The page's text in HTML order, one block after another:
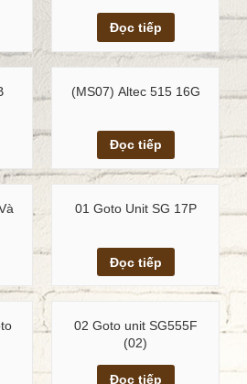
Xem chi tiết
Đọc tiếp
Xem chi tiết
(MS07) Altec 515 16G
Đọc tiếp
Xem chi tiết
01 Goto Unit SG 17P
Đọc tiếp
Xem chi tiết
02 Goto unit SG555F
(02)
Đọc tiếp